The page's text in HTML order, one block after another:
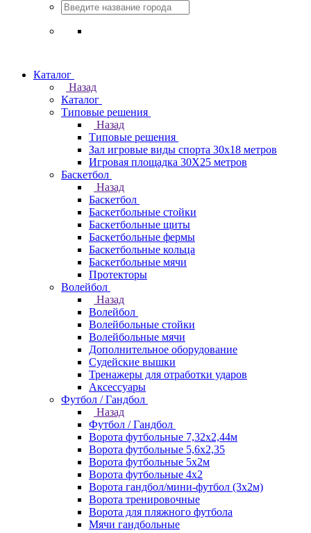
Каталог
Назад
Каталог
Типовые решения
Назад
Типовые решения
Зал игровые виды спорта 30x18 метров
Игровая площадка 30Х25 метров
Баскетбол
Назад
Баскетбол
Баскетбольные стойки
Баскетбольные щиты
Баскетбольные фермы
Баскетбольные кольца
Баскетбольные мячи
Протекторы
Волейбол
Назад
Волейбол
Волейбольные стойки
Волейбольные мячи
Дополнительное оборудование
Судейские вышки
Тренажеры для отработки ударов
Аксессуары
Футбол / Гандбол
Назад
Футбол / Гандбол
Ворота футбольные 7,32х2,44м
Ворота футбольные 5,6х2,35
Ворота футбольные 5х2м
Ворота футбольные 4х2
Ворота гандбол/мини-футбол (3х2м)
Ворота тренировочные
Ворота для пляжного футбола
Мячи гандбольные